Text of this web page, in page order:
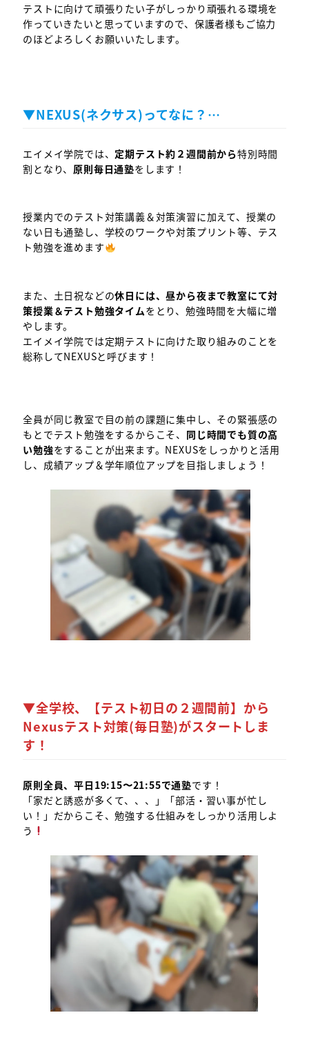
テストに向けて頑張りたい子がしっかり頑張れる環境を
作っていきたいと思っていますので、保護者様もご協力
のほどよろしくお願いいたします。
▼NEXUS(ネクサス)ってなに？ …
エイメイ学院では、 定期テスト約２週間前から特別時間
割となり、 原則毎日通塾をします！
授業内でのテスト対策講義＆対策演習に加えて、授業の
ない日も通塾し、学校のワークや対策プリント等、テス
ト勉強を進めます
また、土日祝などの休日には、昼から夜まで教室にて対
策授業＆テスト勉強タイムをとり、勉強時間を大幅に増
やします。
エイメイ学院では定期テストに向けた取り組みのことを
総称してNEXUSと呼びます！
全員が同じ教室で目の前の課題に集中し、その緊張感の
もとでテスト勉強をするからこそ、 同じ時間でも質の高
い勉強をすることが出来ます。NEXUSをしっかりと活用
し、成績アップ＆学年順位アップを目指しましょう！
▼全学校、 【テスト初日の２週間前】 から
Nexusテスト対策(毎日塾)がスタートしま
す！
原則全員、平日19:15〜21:55で通塾です！
「家だと誘惑が多くて、、、」「部活・習い事が忙し
い！」だからこそ、勉強する仕組みをしっかり活用しよ
う